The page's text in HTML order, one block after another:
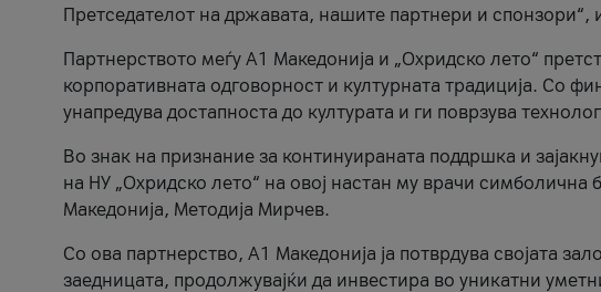
Претседателот на државата, нашите партнери и спонзори“,
Партнерството меѓу A1 Македонија и „Охридско лето“
корпоративната одговорност и културната традиција. Со
унапредува достапноста до културата и ги поврзува
Во знак на признание за континуираната поддршка и
на НУ „Охридско лето“ на овој настан му врачи
Македонија, Методија Мирчев.
Со ова партнерство, A1 Македонија ја потврдува својата
заедницата, продолжувајќи да инвестира во уникатни